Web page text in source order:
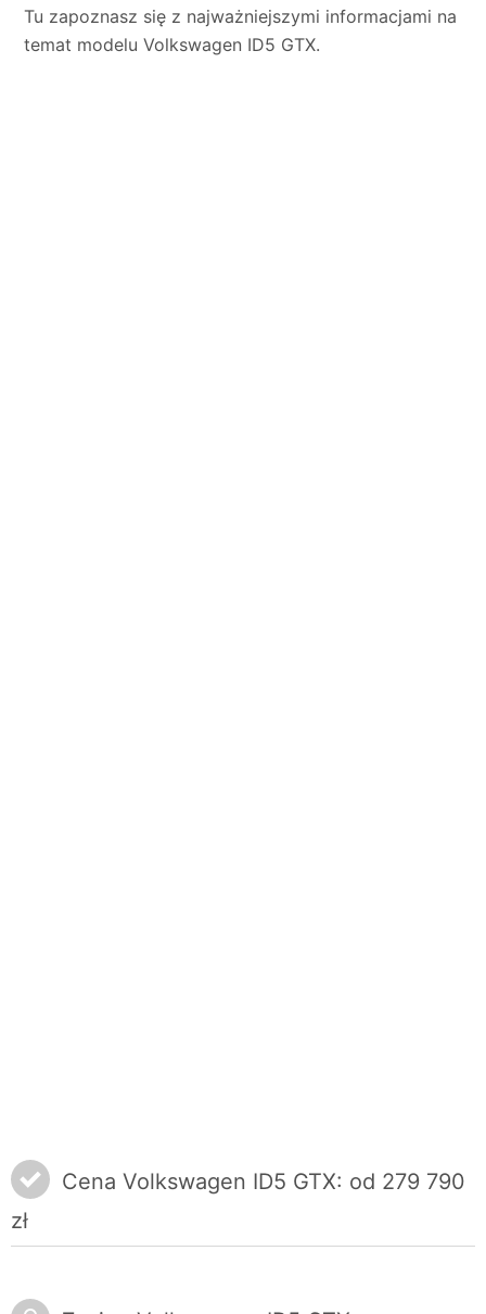
Tu zapoznasz się z najważniejszymi informacjami na
temat modelu Volkswagen ID5 GTX.
Cena Volkswagen ID5 GTX: od 279 790
zł